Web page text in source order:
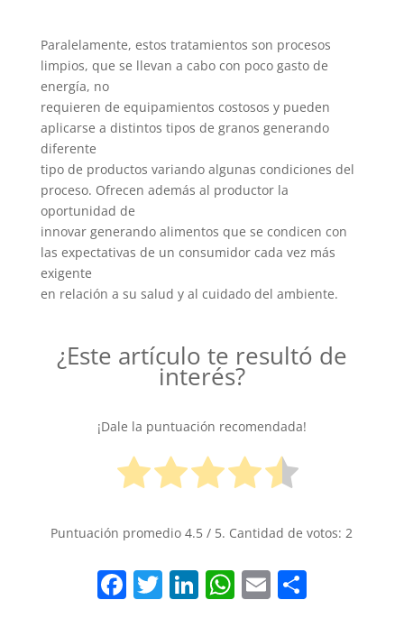
Paralelamente, estos tratamientos son procesos
limpios, que se llevan a cabo con poco gasto de
energía, no
requieren de equipamientos costosos y pueden
aplicarse a distintos tipos de granos generando
diferente
tipo de productos variando algunas condiciones del
proceso. Ofrecen además al productor la
oportunidad de
innovar generando alimentos que se condicen con
las expectativas de un consumidor cada vez más
exigente
en relación a su salud y al cuidado del ambiente.
¿Este artículo te resultó de
interés?
¡Dale la puntuación recomendada!
Puntuación promedio4.5 / 5. Cantidad de votos:2
F T Li W E